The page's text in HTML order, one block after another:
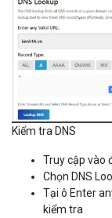
Kiểm tra DNS
Truy cập vào
Chọn DNS
Tại ô Enter
kiểm tra